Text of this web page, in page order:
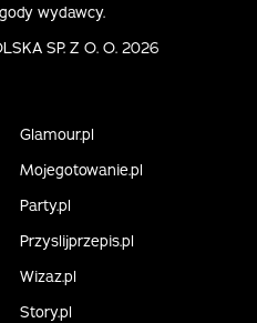
wydawcy.
SP. Z O. O. 2026
Glamour.pl
Mojegotowanie.pl
Party.pl
Przyslijprzepis.pl
Wizaz.pl
Story.pl